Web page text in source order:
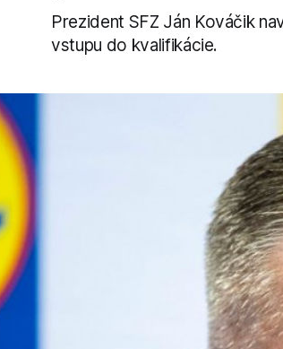
Prezident SFZ Ján Kováčik
vstupu do kvalifikácie.